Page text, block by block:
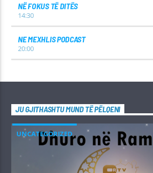
NË FOKUS TË DITËS
14:30
NE MEXHLIS PODCAST
20:00
JU GJITHASHTU MUND TË PËLQENI
UNCATEGORIZED